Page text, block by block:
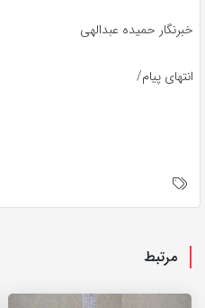
خبرنگار حمیده عبدالهی
انتهای پیام/
مرتبط